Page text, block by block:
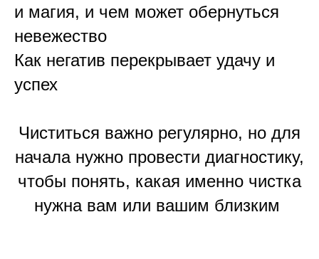
и магия, и чем может обернуться
невежество
Как негатив перекрывает удачу и
успех
Чиститься важно регулярно, но для
начала нужно провести диагностику,
чтобы понять, какая именно чистка
нужна вам или вашим близким